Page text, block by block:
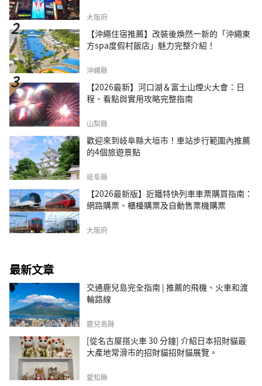
大阪府
【沖繩住宿推薦】改裝後煥然一新的「沖繩東
方spa度假村飯店」魅力完整介紹！
沖繩縣
【2026最新】河口湖＆富士山煙火大會：日
程、看點與實用攻略完整指南
山梨縣
歡迎來到岐阜縣大垣市！車站步行範圍內推薦
的4個旅遊景點
岐阜縣
【2026最新版】近鐵特快列車車票購買指南：
網路購票、櫃檯購票及自動售票機購票
大阪府
最新文章
交通鹿兒島完全指南 | 推薦的飛機、火車和渡
輪路線
鹿兒島縣
[從名古屋搭火車 30 分鐘] 介紹日本招財貓最
大產地常滑市的招財貓招財貓展覽。
愛知縣